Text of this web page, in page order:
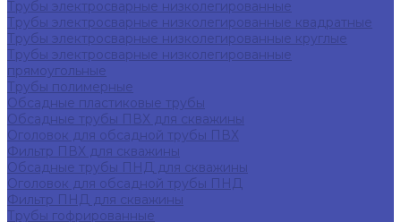
Трубы электросварные низколегированные
Трубы электросварные низколегированные квадратные
Трубы электросварные низколегированные круглые
Трубы электросварные низколегированные
прямоугольные
Трубы полимерные
Обсадные пластиковые трубы
Обсадные трубы ПВХ для скважины
Оголовок для обсадной трубы ПВХ
Фильтр ПВХ для скважины
Обсадные трубы ПНД для скважины
Оголовок для обсадной трубы ПНД
Фильтр ПНД для скважины
Трубы гофрированные